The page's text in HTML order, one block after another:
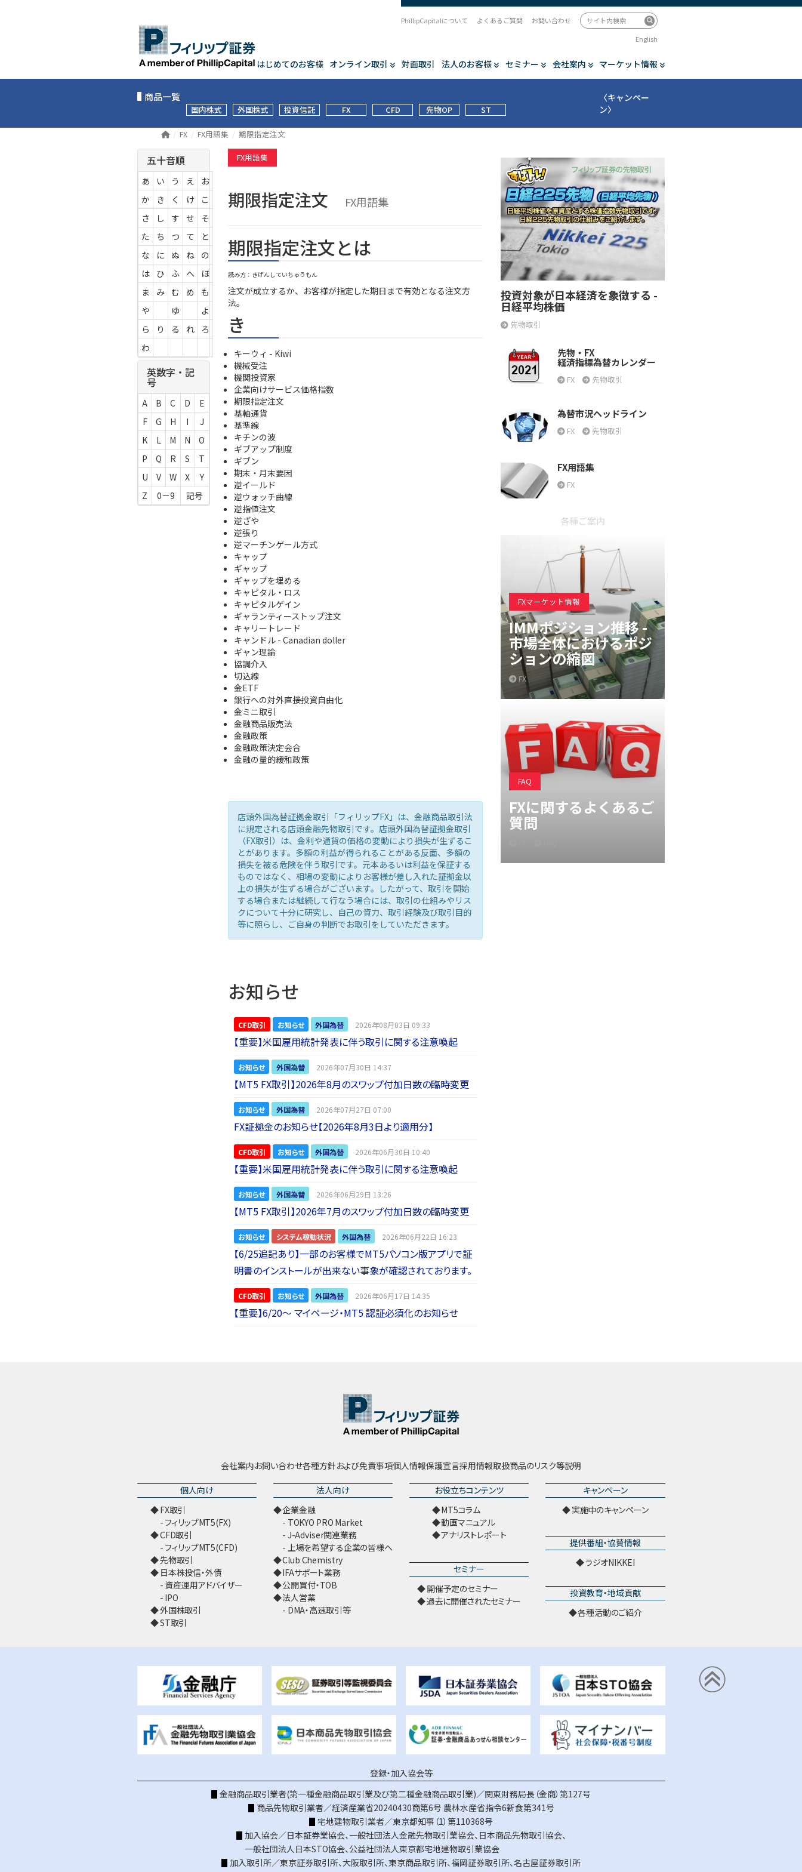
はじめてのお客様 オンライン取引 対面取引 法人のお客様 セミナー 会社案内 マーケット情報
PhillipCapitalについて よくあるご質問
お問い合わせ
English
商品一覧
国内株式 外国株式 投資信託 FX CFD 先物OP ST
〈キャンペー
ン〉
FX FX用語集 期限指定注文
FX用語集
期限指定注文 FX用語集
期限指定注文とは
読み方：きげんしていちゅうもん
注文が成立するか、お客様が指定した期日まで有効となる注文方
法。
き
キーウィ - Kiwi
機械受注
機関投資家
企業向けサービス価格指数
期限指定注文
基軸通貨
基準線
キチンの波
ギブアップ制度
ギブン
期末・月末要因
逆イールド
逆ウォッチ曲線
逆指値注文
逆ざや
逆張り
逆マーチンゲール方式
キャップ
ギャップ
ギャップを埋める
キャピタル・ロス
キャピタルゲイン
ギャランティーストップ注文
キャリートレード
キャンドル - Canadian doller
ギャン理論
協調介入
切込線
金ETF
銀行への対外直接投資自由化
金ミニ取引
金融商品販売法
金融政策
金融政策決定会合
金融の量的緩和政策
店頭外国為替証拠金取引「フィリップFX」は、金融商品取引法
に規定される店頭金融先物取引です。店頭外国為替証拠金取引
（FX取引）は、金利や通貨の価格の変動により損失が生ずるこ
とがあります。多額の利益が得られることがある反面、多額の
損失を被る危険を伴う取引です。元本あるいは利益を保証する
ものではなく、相場の変動によりお客様が差し入れた証拠金以
上の損失が生ずる場合がございます。したがって、取引を開始
する場合または継続して行なう場合には、取引の仕組みやリス
クについて十分に研究し、自己の資力、取引経験及び取引目的
等に照らし、ご自身の判断でお取引をしていただきます。
お知らせ
CFD取引 お知らせ 外国為替 2026年08月03日 09:33
【重要】米国雇用統計発表に伴う取引に関する注意喚起
お知らせ 外国為替 2026年07月30日 14:37
【MT5 FX取引】2026年8月のスワップ付加日数の臨時変更
お知らせ 外国為替 2026年07月27日 07:00
FX証拠金のお知らせ【2026年8月3日より適用分】
CFD取引 お知らせ 外国為替 2026年06月30日 10:40
【重要】米国雇用統計発表に伴う取引に関する注意喚起
お知らせ 外国為替 2026年06月29日 13:26
【MT5 FX取引】2026年7月のスワップ付加日数の臨時変更
お知らせ システム稼動状況 外国為替 2026年06月22日 16:23
【6/25追記あり】一部のお客様でMT5パソコン版アプリで証
明書のインストールが出来ない事象が確認されております。
CFD取引 お知らせ 外国為替 2026年06月17日 14:35
【重要】6/20～ マイページ・MT5 認証必須化のお知らせ
五十音順
あ い う え
お
か
き く け
こ
さ
し す せ
そ
た
ち つ て
と
な
に ぬ ね
の
は
ひ ふ へ
ほ
ま
み む め
も
や
ゆ
よ
ら
り る れ
ろ
わ
英数字・記
号
A B C D
E
F
G H I
J
K
L M N
O
P
Q R S
T
U
V W X
Y
Z
0－9 記号
投資対象が日本経済を象徴する -
日経平均株価
先物取引
先物・FX
経済指標為替カレンダー
FX 先物取引
為替市況ヘッドライン
FX 先物取引
FX用語集
FX
各種ご案内
FXマーケット情報
IMMポジション推移 -
市場全体におけるポジ
ションの縮図
FX
FAQ
FXに関するよくあるご
質問
会社案内お問い合わせ各種方針および免責事項個人情報保護宣言採用情報取扱商品のリスク等説明
個人向け
FX取引
フィリップMT5(FX)
CFD取引
フィリップMT5(CFD)
先物取引
日本株投信・外債
資産運用アドバイザー
IPO
外国株取引
ST取引
法人向け
企業金融
TOKYO PRO Market
J-Adviser関連業務
上場を希望する企業の皆様へ
Club Chemistry
IFAサポート業務
公開買付・TOB
法人営業
DMA・高速取引等
お役立ちコンテンツ
MT5コラム
動画マニュアル
アナリストレポート
セミナー
開催予定のセミナー
過去に開催されたセミナー
キャンペーン
実施中のキャンペーン
提供番組・協賛情報
ラジオNIKKEI
投資教育・地域貢献
各種活動のご紹介
登録・加入協会等
金融商品取引業者(第一種金融商品取引業及び第二種金融商品取引業)／関東財務局長（金商）第127号
商品先物取引業者／経済産業省20240430商第6号 農林水産省指令6新食第341号
宅地建物取引業者／東京都知事（1）第110368号
加入協会／日本証券業協会、 一般社団法人金融先物取引業協会、 日本商品先物取引協会、
一般社団法人日本STO協会、 公益社団法人東京都宅地建物取引業協会
加入取引所／東京証券取引所、大阪取引所、東京商品取引所、福岡証券取引所、名古屋証券取引所